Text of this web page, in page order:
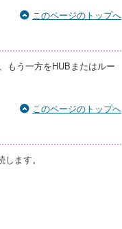
このページのトップへ
もう一方をHUBまたはルー
このページのトップへ
ます。